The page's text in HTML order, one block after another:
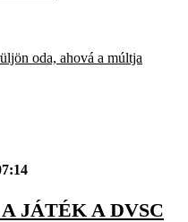
oda, ahová a múltja
JÁTÉK A DVSC